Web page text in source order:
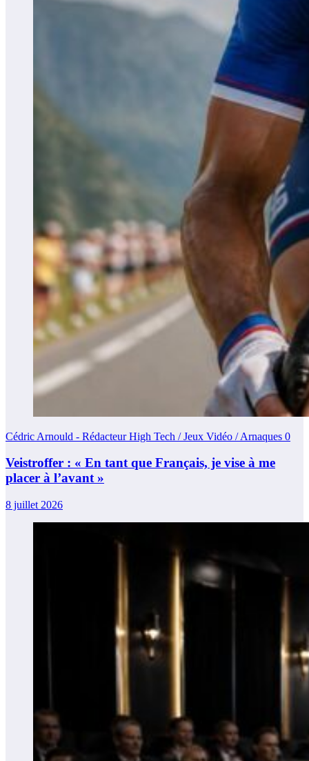
Cédric Arnould - Rédacteur High Tech / Jeux Vidéo / Arnaques 0
Veistroffer : « En tant que Français, je vise à me
placer à l’avant »
8 juillet 2026